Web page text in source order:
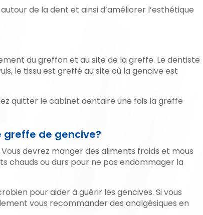
de la dent et ainsi d’améliorer l’esthétique
du greffon et au site de la greffe. Le dentiste
le tissu est greffé au site où la gencive est
quitter le cabinet dentaire une fois la greffe
de gencive?
devrez manger des aliments froids et mous
chauds ou durs pour ne pas endommager la
pour aider à guérir les gencives. Si vous
vous recommander des analgésiques en